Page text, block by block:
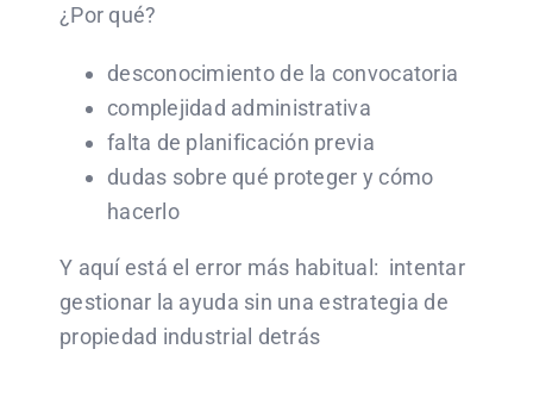
¿Por qué?
desconocimiento de la convocatoria
complejidad administrativa
falta de planificación previa
dudas sobre qué proteger y cómo
hacerlo
Y aquí está el error más habitual: intentar
gestionar la ayuda sin una estrategia de
propiedad industrial detrás